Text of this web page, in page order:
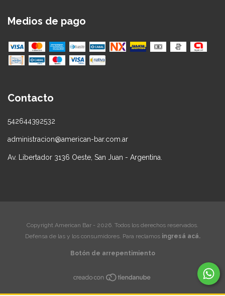
Medios de pago
Contacto
542644392532
administracion@american-bar.com.ar
Av. Libertador 3136 Oeste, San Juan - Argentina.
Copyright American Bar - 2026. Todos los derechos reservados.
Defensa de las y los consumidores. Para reclamos ingresá acá.
Botón de arrepentimiento